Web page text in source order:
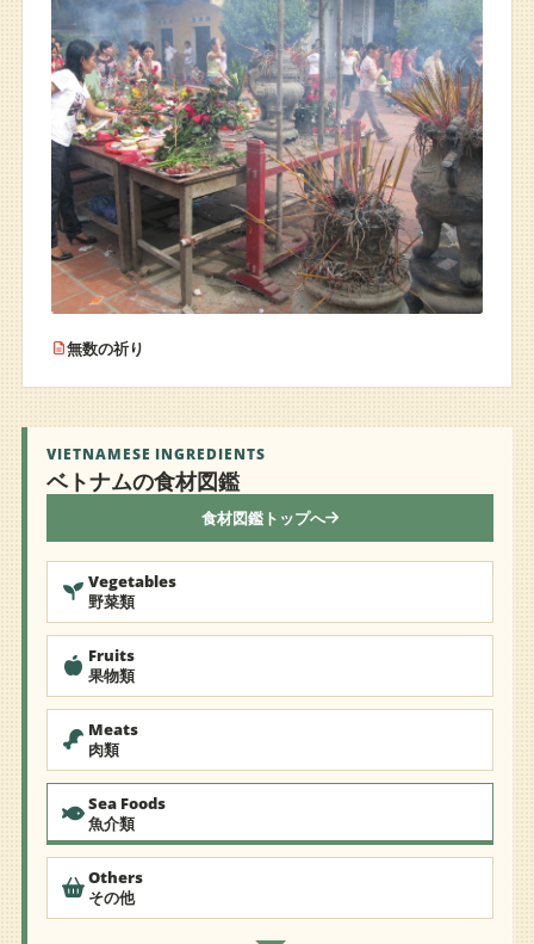
無数の祈り
VIETNAMESE INGREDIENTS
ベトナムの食材図鑑
食材図鑑トップへ
Vegetables
野菜類
Fruits
果物類
Meats
肉類
Sea Foods
魚介類
Others
その他